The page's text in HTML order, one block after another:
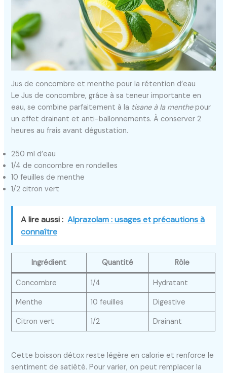
Jus de concombre et menthe pour la rétention d’eau
Le Jus de concombre, grâce à sa teneur importante en
eau, se combine parfaitement à la tisane à la menthepour
un effet drainant et anti-ballonnements. À conserver 2
heures au frais avant dégustation.
250 ml d’eau
1/4 de concombre en rondelles
10 feuilles de menthe
1/2 citron vert
A lire aussi : Alprazolam : usages et précautions à
connaître
Ingrédient Quantité Rôle
Concombre 1/4
Hydratant
Menthe
10 feuilles
Digestive
Citron vert
1/2 Drainant
Cette boisson détox reste légère en calorie et renforce le
sentiment de satiété. Pour varier, on peut remplacer la